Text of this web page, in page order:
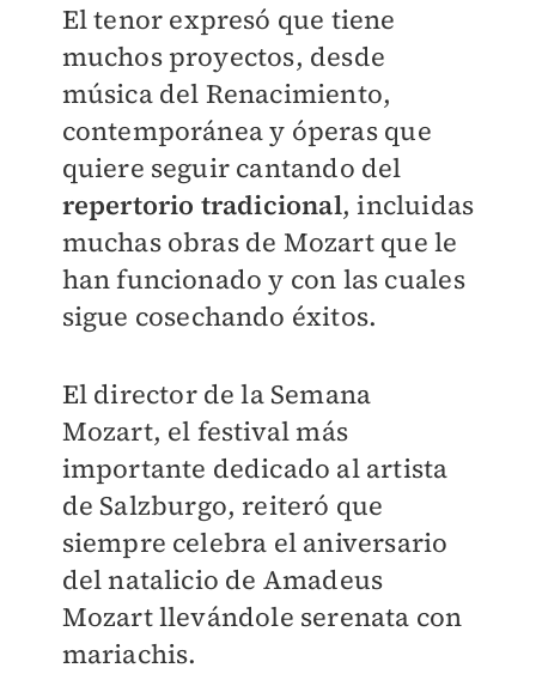
El tenor expresó que tiene
muchos proyectos, desde
música del Renacimiento,
contemporánea y óperas que
quiere seguir cantando del
repertorio tradicional, incluidas
muchas obras de Mozart que le
han funcionado y con las cuales
sigue cosechando éxitos.
El director de la Semana
Mozart, el festival más
importante dedicado al artista
de Salzburgo, reiteró que
siempre celebra el aniversario
del natalicio de Amadeus
Mozart llevándole serenata con
mariachis.